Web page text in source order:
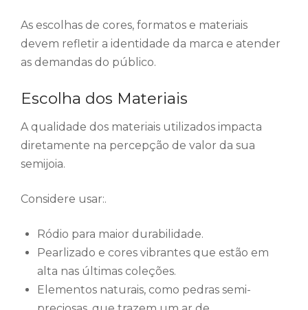
As escolhas de cores, formatos e materiais
devem refletir a identidade da marca e atender
as demandas do público.
Escolha dos Materiais
A qualidade dos materiais utilizados impacta
diretamente na percepção de valor da sua
semijoia.
Considere usar:.
Ródio para maior durabilidade.
Pearlizado e cores vibrantes que estão em
alta nas últimas coleções.
Elementos naturais, como pedras semi-